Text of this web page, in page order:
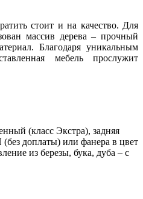
стоит и на качество. Для
массив дерева – прочный
Благодаря уникальным
мебель прослужит
(класс Экстра), задняя
доплаты) или фанера в цвет
из березы, бука, дуба – с